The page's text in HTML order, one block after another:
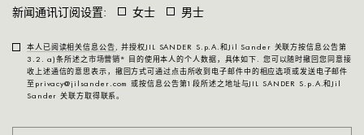
新闻通讯订阅设置: 女士 男士
本人已阅读相关信息公告 , 并授权JIL SANDER S.p.A.和Jil Sander 关联方按信息公告第
3.2. a)条所述之 市场营销*
目的使用本人的个人数据，具体如下. 您可以随时撤回您同意接
收上述通信的意思表示，撤回方式可通过点击所收到电子邮件中的相应选项或发送电子邮件
至privacy@jilsander.com 或按信息公告第1段所述之地址与JIL SANDER S.p.A.和Jil
Sander 关联方取得联系。